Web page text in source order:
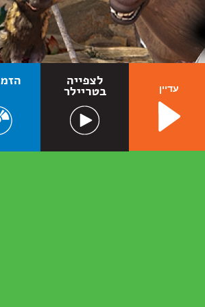
עדיין